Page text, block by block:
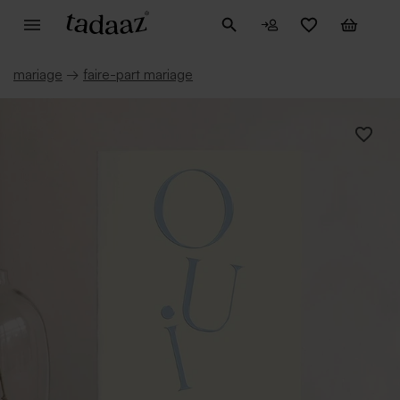
mariage → faire-part mariage